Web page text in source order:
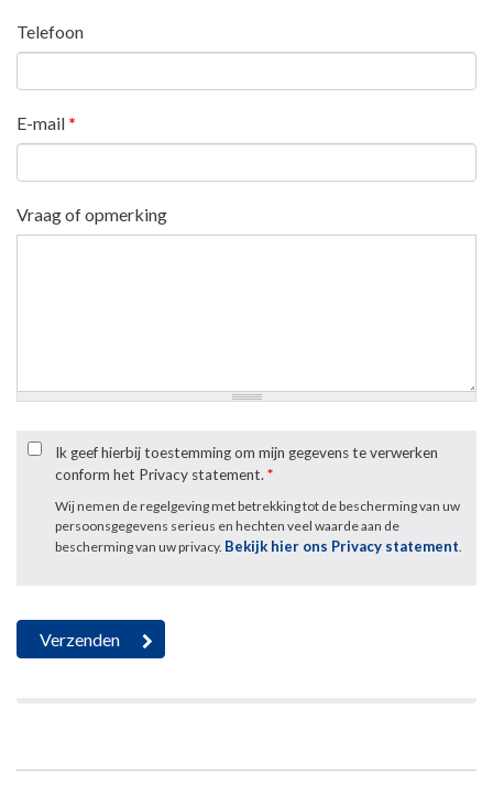
Telefoon
E-mail *
Vraag of opmerking
Ik geef hierbij toestemming om mijn gegevens te verwerken
conform het Privacy statement. *
Wij nemen de regelgeving met betrekking tot de bescherming van uw
persoonsgegevens serieus en hechten veel waarde aan de
bescherming van uw privacy. Bekijk hier ons Privacy statement.